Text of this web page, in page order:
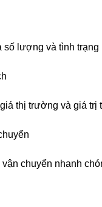
số lượng và tình trạng
thị trường và giá trị
chuyển nhanh